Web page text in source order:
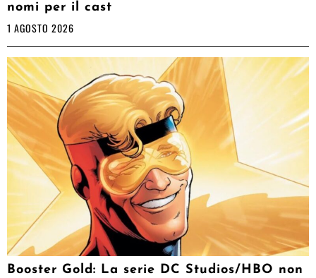
nomi per il cast
1 AGOSTO 2026
Booster Gold: La serie DC Studios/HBO non